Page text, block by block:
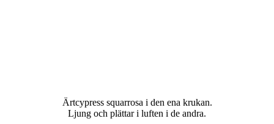
Ärtcypress squarrosa i den ena krukan.
Ljung och plättar i luften i de andra.